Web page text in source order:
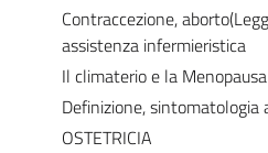
Contraccezione,
assistenza infermieristica
Il climaterio e la Menopausa
Definizione, sintomatologia
OSTETRICIA